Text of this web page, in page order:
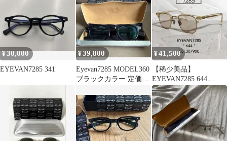
¥30,000
EYEVAN7285 341
¥39,800
Eyevan7285 MODEL360
ブラックカラー 定価
¥41,500
【稀少美品】
EYEVAN7285 644
307900 レア